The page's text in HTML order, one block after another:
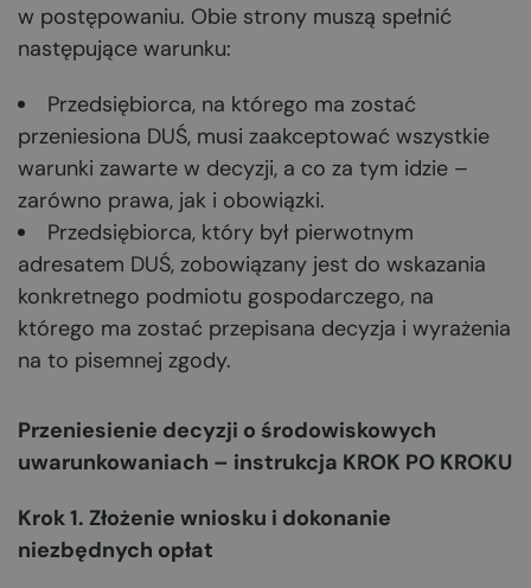
w postępowaniu. Obie strony muszą spełnić
następujące warunku:
Przedsiębiorca, na którego ma zostać
przeniesiona DUŚ, musi zaakceptować wszystkie
warunki zawarte w decyzji, a co za tym idzie –
zarówno prawa, jak i obowiązki.
Przedsiębiorca, który był pierwotnym
adresatem DUŚ, zobowiązany jest do wskazania
konkretnego podmiotu gospodarczego, na
którego ma zostać przepisana decyzja i wyrażenia
na to pisemnej zgody.
Przeniesienie decyzji o środowiskowych
uwarunkowaniach – instrukcja KROK PO KROKU
Krok 1. Złożenie wniosku i dokonanie
niezbędnych opłat